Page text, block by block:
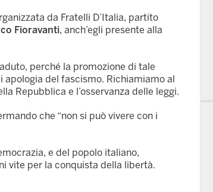
da Fratelli D’Italia, partito
Fioravanti, anch’egli presente alla
perché la promozione di tale
apologia del fascismo. Richiamiamo al
Repubblica e l’osservanza delle leggi.
che “non si può vivere con i
e del popolo italiano,
vite per la conquista della libertà.